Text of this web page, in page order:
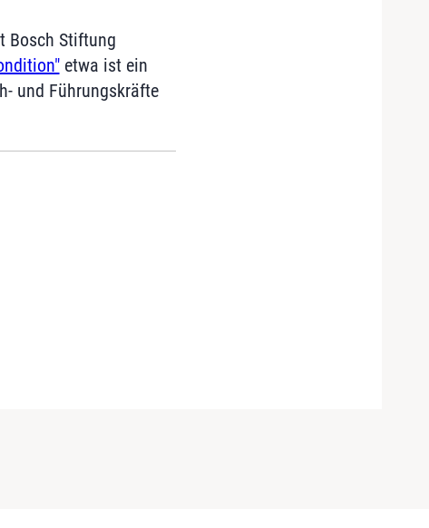
Bosch Stiftung
etwa ist ein
und Führungskräfte